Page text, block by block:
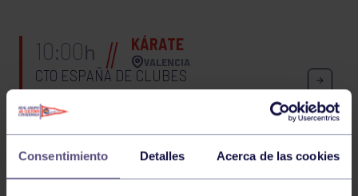
Consentimiento Detalles Acerca de las cookies
10:00h KÁRATE
VALENCIA
CTO ESPAÑA DE CLUBES
01 JUEVES